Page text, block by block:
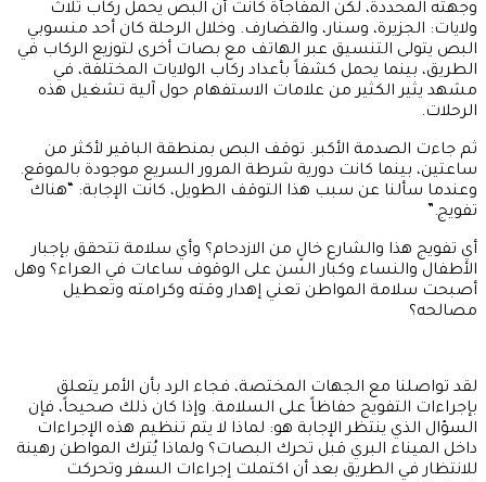
وجهته المحددة، لكن المفاجأة كانت أن البص يحمل ركاب ثلاث
ولايات: الجزيرة، وسنار، والقضارف. وخلال الرحلة كان أحد منسوبي
البص يتولى التنسيق عبر الهاتف مع بصات أخرى لتوزيع الركاب في
الطريق، بينما يحمل كشفاً بأعداد ركاب الولايات المختلفة، في
مشهد يثير الكثير من علامات الاستفهام حول آلية تشغيل هذه
الرحلات.
ثم جاءت الصدمة الأكبر. توقف البص بمنطقة الباقير لأكثر من
ساعتين، بينما كانت دورية شرطة المرور السريع موجودة بالموقع.
وعندما سألنا عن سبب هذا التوقف الطويل، كانت الإجابة: “هناك
تفويج.”
أي تفويج هذا والشارع خالٍ من الازدحام؟ وأي سلامة تتحقق بإجبار
الأطفال والنساء وكبار السن على الوقوف ساعات في العراء؟ وهل
أصبحت سلامة المواطن تعني إهدار وقته وكرامته وتعطيل
مصالحه؟
لقد تواصلنا مع الجهات المختصة، فجاء الرد بأن الأمر يتعلق
بإجراءات التفويج حفاظاً على السلامة. وإذا كان ذلك صحيحاً، فإن
السؤال الذي ينتظر الإجابة هو: لماذا لا يتم تنظيم هذه الإجراءات
داخل الميناء البري قبل تحرك البصات؟ ولماذا يُترك المواطن رهينة
للانتظار في الطريق بعد أن اكتملت إجراءات السفر وتحركت